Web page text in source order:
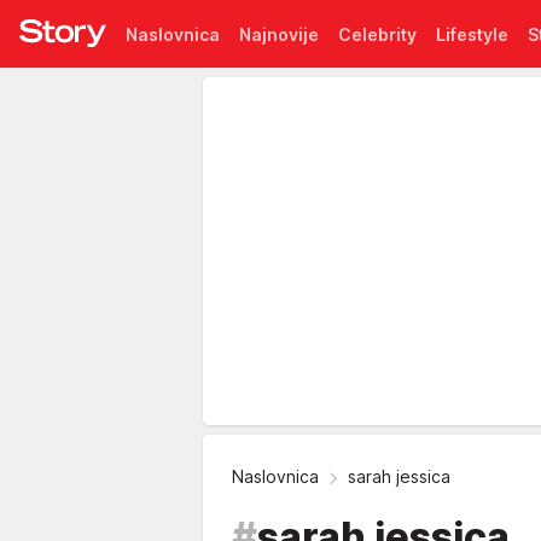
Naslovnica Najnovije Celebrity Lifestyle
Naslovnica sarah jessica